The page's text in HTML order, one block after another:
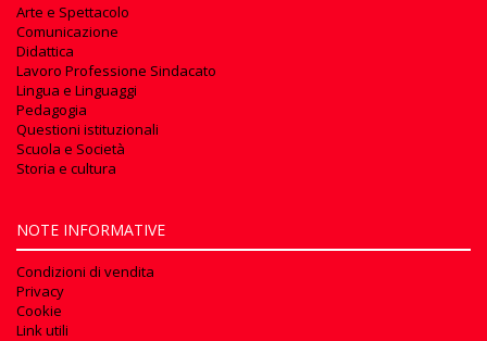
Arte e Spettacolo
Comunicazione
Didattica
Lavoro Professione Sindacato
Lingua e Linguaggi
Pedagogia
Questioni istituzionali
Scuola e Società
Storia e cultura
NOTE INFORMATIVE
Condizioni di vendita
Privacy
Cookie
Link utili